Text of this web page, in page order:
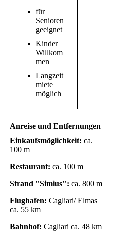
für
Senioren
geeignet
Kinder
Willkom
men
Langzeit
miete
möglich
Anreise und Entfernungen
Einkaufsmöglichkeit: ca.
100 m
Restaurant: ca. 100 m
Strand "Simius": ca. 800 m
Flughafen: Cagliari/ Elmas
ca. 55 km
Bahnhof: Cagliari ca. 48 km